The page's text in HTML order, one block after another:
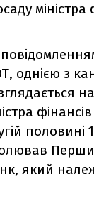
міністра
однією з
половині
який